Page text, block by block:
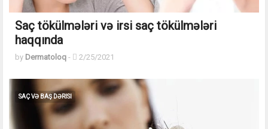
Saç tökülmələri və irsi saç tökülmələri
haqqında
by Dermatoloq - 2/25/2021
SAÇ VƏ BAŞ DƏRISI